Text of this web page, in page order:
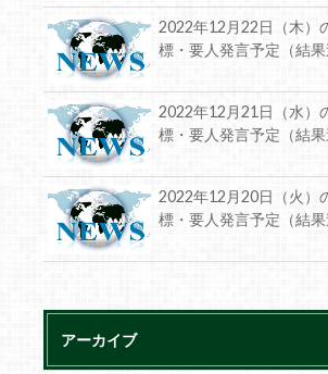
2022年12月22日（木）
標・要人発言予定（結果
2022年12月21日（水）
標・要人発言予定（結果
2022年12月20日（火）
標・要人発言予定（結果
アーカイブ